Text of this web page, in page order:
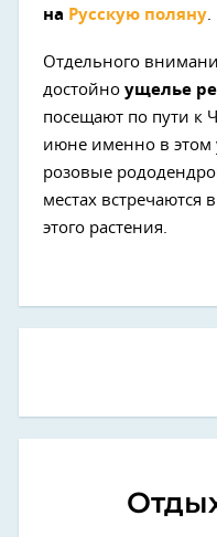
на Русскую поляну.
Отдельного
достойно ущелье
посещают по пути к
июне именно в этом
розовые
местах встречаются
этого растения.